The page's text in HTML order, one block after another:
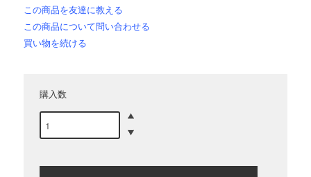
この商品を友達に教える
この商品について問い合わせる
買い物を続ける
購入数